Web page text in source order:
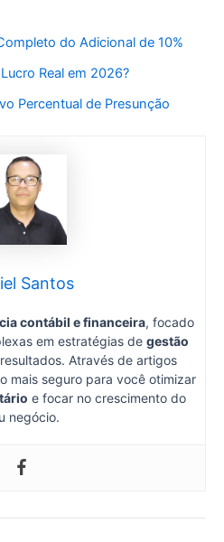
do Adicional de 10%
Real em 2026?
Percentual de Presunção
Santos
contábil e financeira, focado
em estratégias de gestão
Através de artigos
mais seguro para você otimizar
e focar no crescimento do
negócio.